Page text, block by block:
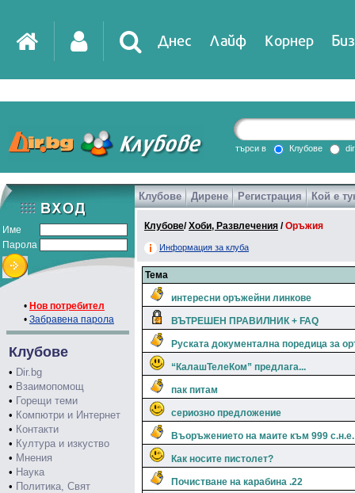
Днес Лайф Корнер
DirTV Impressio
Games
търси в Клубове
Име
Парола
• Нов потребител
• Забравена парола
Клубове
• Dir.bg
• Взаимопомощ
• Горещи теми
• Компютри и Интернет
• Контакти
• Култура и изкуство
• Мнения
• Наука
• Политика, Свят
Клубове Дирене Регистрация Кой е
Клубове/Хоби, Развлечения /Оръжия
Информация за клуба
Тема
интересни оръжейни линкове
ВЪТРЕШЕН ПРАВИЛНИК + FAQ
Руската документална поредица за
“КалашТелеКом” предлага...
пак питам
сериозно предложение
Въоръжението на маите към 999 с.н.е.
Как носите пистолет?
Почистване на карабина .22